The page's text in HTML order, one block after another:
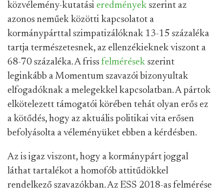
közvélemény-kutatási eredmények szerint az
azonos neműek közötti kapcsolatot a
kormánypárttal szimpatizálóknak 13-15 százaléka
tartja természetesnek, az ellenzékieknek viszont a
68-70 százaléka. A friss felmérések szerint
leginkább a Momentum szavazói bizonyultak
elfogadóknak a melegekkel kapcsolatban. A pártok
elkötelezett támogatói körében tehát olyan erős ez
a kötődés, hogy az aktuális politikai vita erősen
befolyásolta a véleményüket ebben a kérdésben.
Az is igaz viszont, hogy a kormánypárt joggal
láthat tartalékot a homofób attitűdökkel
rendelkező szavazókban. Az ESS 2018-as felmérése